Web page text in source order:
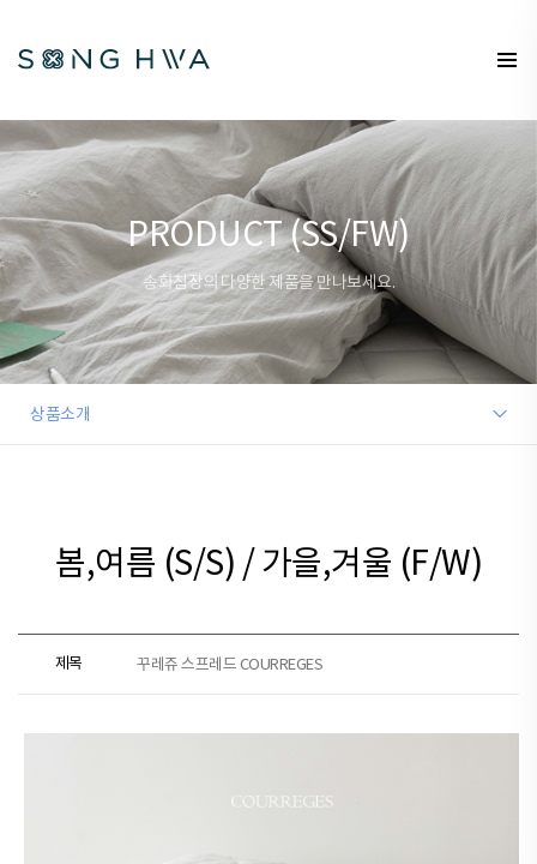
PRODUCT (SS/FW)
송화침장의 다양한 제품을 만나보세요.
상품소개
봄,여름 (S/S) / 가을,겨울 (F/W)
제목 꾸레쥬 스프레드 COURREGES